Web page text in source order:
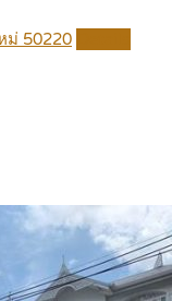
ม่ 50220